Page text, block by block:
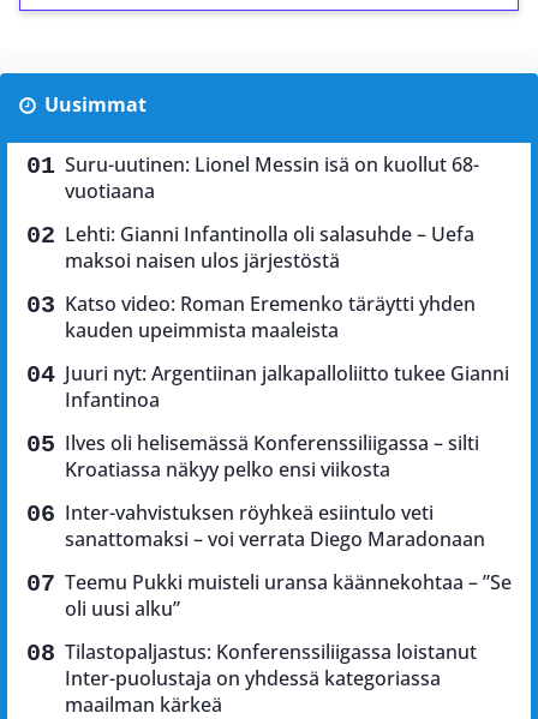
Uusimmat
Suru-uutinen: Lionel Messin isä on kuollut 68-
vuotiaana
Lehti: Gianni Infantinolla oli salasuhde – Uefa
maksoi naisen ulos järjestöstä
Katso video: Roman Eremenko täräytti yhden
kauden upeimmista maaleista
Juuri nyt: Argentiinan jalkapalloliitto tukee Gianni
Infantinoa
Ilves oli helisemässä Konferenssiliigassa – silti
Kroatiassa näkyy pelko ensi viikosta
Inter-vahvistuksen röyhkeä esiintulo veti
sanattomaksi – voi verrata Diego Maradonaan
Teemu Pukki muisteli uransa käännekohtaa – ”Se
oli uusi alku”
Tilastopaljastus: Konferenssiliigassa loistanut
Inter-puolustaja on yhdessä kategoriassa
maailman kärkeä